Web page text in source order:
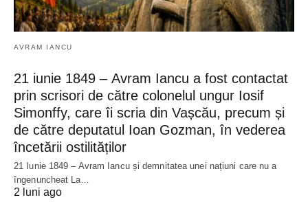
AVRAM IANCU
21 iunie 1849 – Avram Iancu a fost contactat
prin scrisori de către colonelul ungur Iosif
Simonffy, care îi scria din Vașcău, precum și
de către deputatul Ioan Gozman, în vederea
încetării ostilităților
21 Iunie 1849 – Avram Iancu și demnitatea unei națiuni care nu a
îngenuncheat La…
2 luni ago